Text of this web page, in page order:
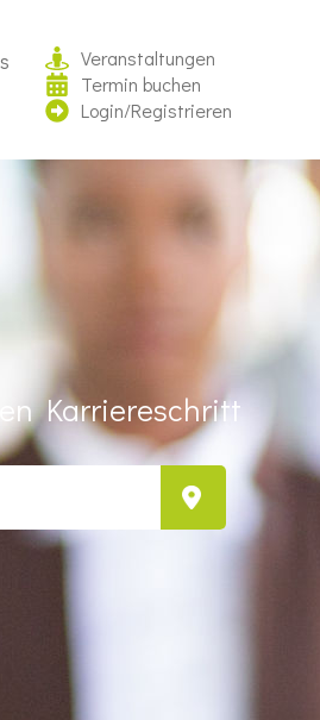
Veranstaltungen
Termin buchen
Login/Registrieren
Karriereschritt